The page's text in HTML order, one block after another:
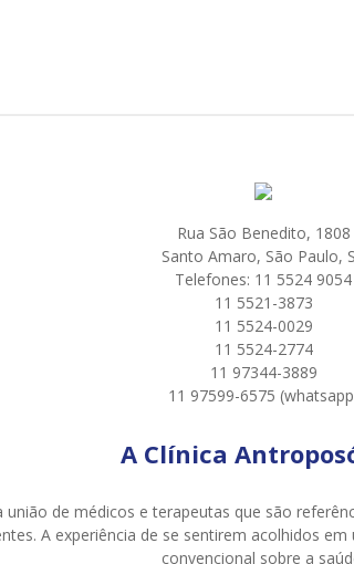
Rua São Benedito, 1808
Santo Amaro, São Paulo,
Telefones: 11 5524 9054
11 5521-3873
11 5524-0029
11 5524-2774
11 97344-3889
11 97599-6575
A Clínica
união de médicos e terapeutas que são
A experiência de se sentirem acolhidos
convencional sobre a